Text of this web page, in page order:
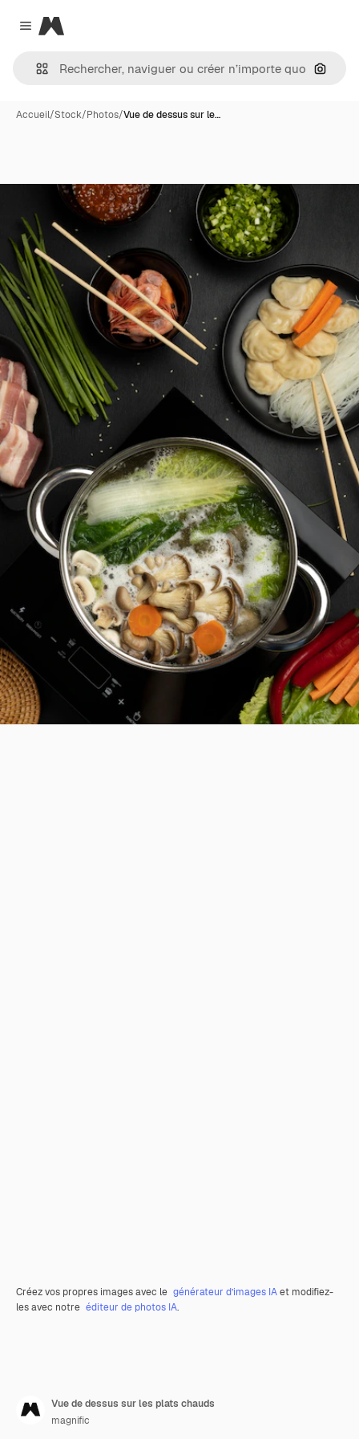
Close menu
Magnific
Accueil/Stock/Photos/Vue de dessus sur le…
Créez vos propres images avec le générateur d’images IAet modifiez-
les avec notre éditeur de photos IA.
Vue de dessus sur les plats chauds
magnific